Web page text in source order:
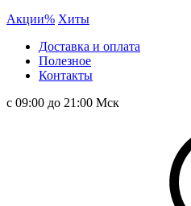
Акции% Хиты
Доставка и оплата
Полезное
Контакты
с 09:00 до 21:00 Мск